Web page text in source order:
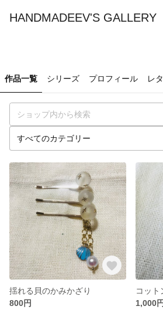
HANDMADEEV'S GALLERY
作品一覧 シリーズ プロフィール レ
揺れる貝のかみかざり
800円
1,000円